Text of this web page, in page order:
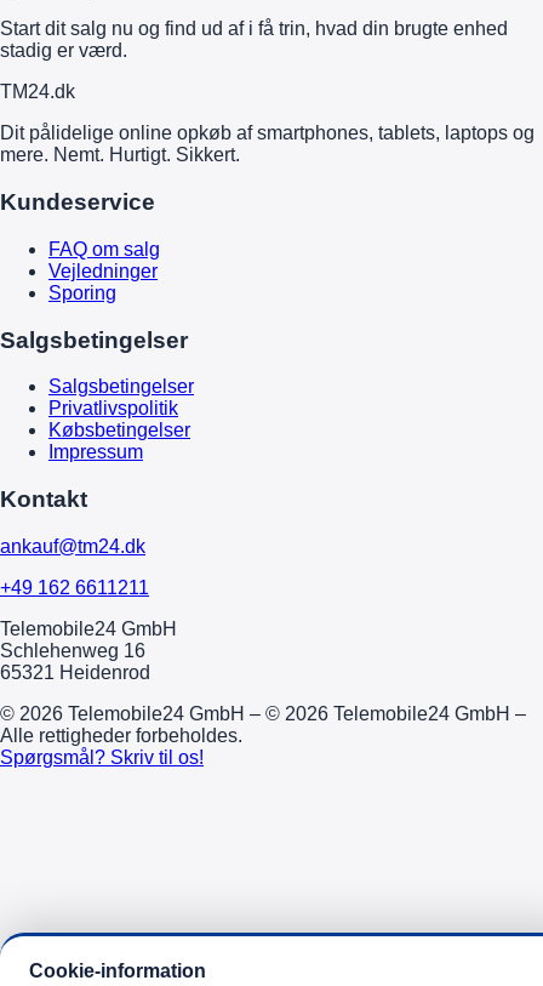
Start dit salg nu og find ud af i få trin, hvad din brugte enhed
stadig er værd.
TM24.dk
Dit pålidelige online opkøb af smartphones, tablets, laptops og
mere. Nemt. Hurtigt. Sikkert.
Kundeservice
FAQ om salg
Vejledninger
Sporing
Salgsbetingelser
Salgsbetingelser
Privatlivspolitik
Købsbetingelser
Impressum
Kontakt
ankauf@tm24.dk
+49 162 6611211
Telemobile24 GmbH
Schlehenweg 16
65321 Heidenrod
© 2026 Telemobile24 GmbH – © 2026 Telemobile24 GmbH –
Alle rettigheder forbeholdes.
Spørgsmål? Skriv til os!
Cookie-information